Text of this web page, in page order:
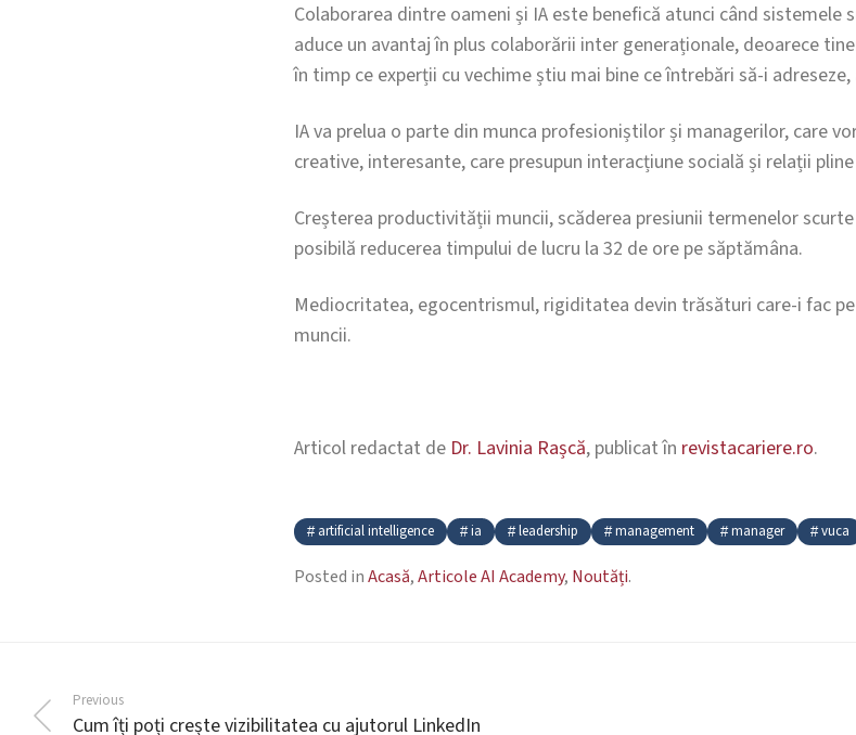
Colaborarea dintre oameni și IA este benefică atunci când sistemele
aduce un avantaj în plus colaborării inter generaționale, deoarece
în timp ce experții cu vechime știu mai bine ce întrebări să-i
IA va prelua o parte din munca profesioniștilor și managerilor, care
creative, interesante, care presupun interacțiune socială și relații
Creșterea productivității muncii, scăderea presiunii termenelor
posibilă reducerea timpului de lucru la 32 de ore pe săptămâna.
Mediocritatea, egocentrismul, rigiditatea devin trăsături care-i fac
muncii.
Articol redactat de Dr. Lavinia Rașcă, publicat în revistacariere.ro.
artificial intelligence ia leadership management manager vuca
Posted inAcasă,Articole AI Academy, Noutăți.
Previous
Cum îți poți crește vizibilitatea cu ajutorul LinkedIn